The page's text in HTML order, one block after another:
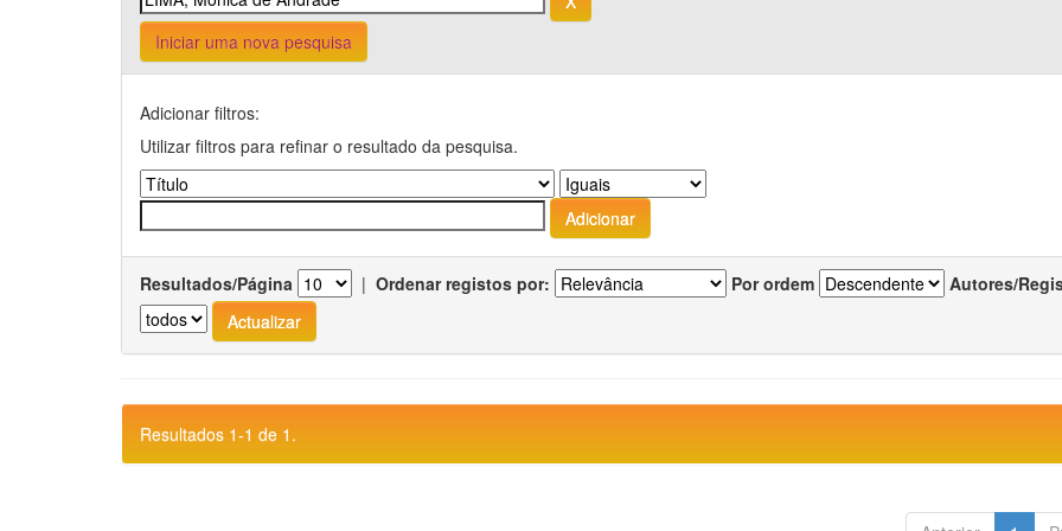
Iniciar uma nova pesquisa
Adicionar filtros:
Utilizar filtros para refinar o resultado da pesquisa.
Resultados/Página | Ordenar registos por: Por ordem Autores/
Resultados 1-1 de 1.